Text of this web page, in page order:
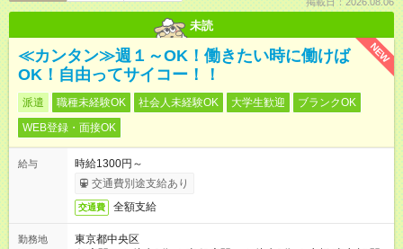
未読
NEW
≪カンタン≫週１～OK！働きたい時に働けば
OK！自由ってサイコー！！
派遣 職種未経験OK 社会人未経験OK 大学生歓迎
ブランクOK
WEB登録・面接OK
給与
時給1300円～
交通費別途支給あり
交通費 全額支給
勤務地
東京都中央区